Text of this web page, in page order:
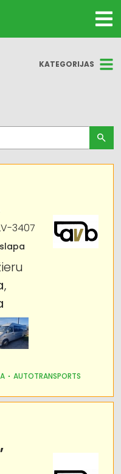
KATEGORIJAS
daļas
3407
,
AUTOTRANSPORTS